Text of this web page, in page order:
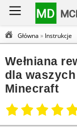
MD
Główna » Instrukcje
Wełniana
dla
Minecraft